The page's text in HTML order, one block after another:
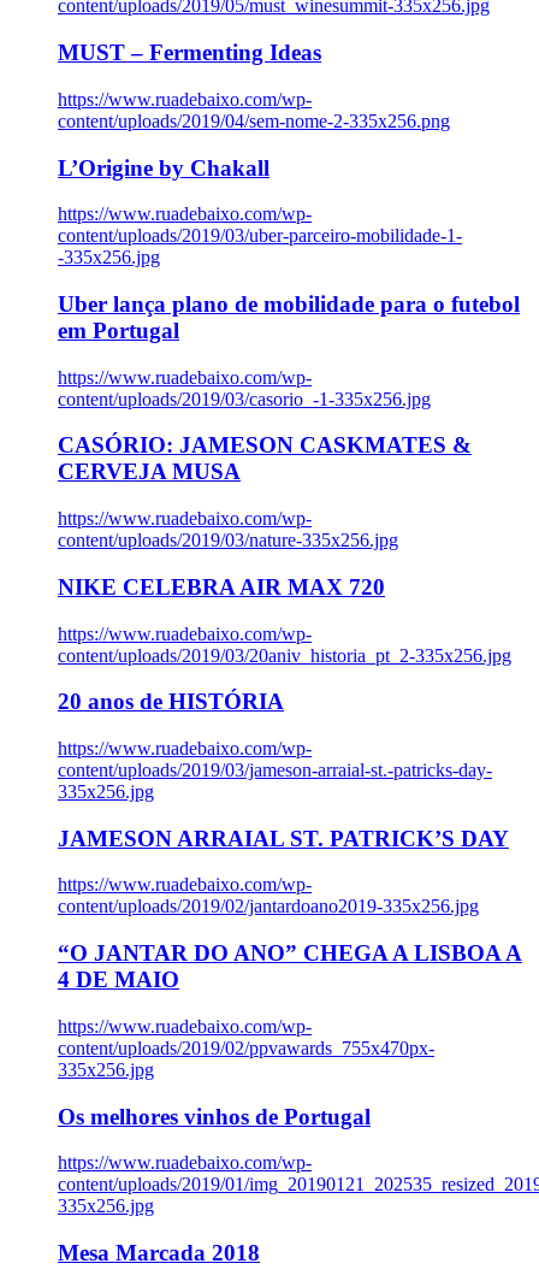
content/uploads/2019/05/must_winesummit-335x256.jpg
MUST – Fermenting Ideas
https://www.ruadebaixo.com/wp-
content/uploads/2019/04/sem-nome-2-335x256.png
L’Origine by Chakall
https://www.ruadebaixo.com/wp-
content/uploads/2019/03/uber-parceiro-mobilidade-1-
-335x256.jpg
Uber lança plano de mobilidade para o futebol
em Portugal
https://www.ruadebaixo.com/wp-
content/uploads/2019/03/casorio_-1-335x256.jpg
CASÓRIO: JAMESON CASKMATES &
CERVEJA MUSA
https://www.ruadebaixo.com/wp-
content/uploads/2019/03/nature-335x256.jpg
NIKE CELEBRA AIR MAX 720
https://www.ruadebaixo.com/wp-
content/uploads/2019/03/20aniv_historia_pt_2-335x256.jpg
20 anos de HISTÓRIA
https://www.ruadebaixo.com/wp-
content/uploads/2019/03/jameson-arraial-st.-patricks-day-
335x256.jpg
JAMESON ARRAIAL ST. PATRICK’S DAY
https://www.ruadebaixo.com/wp-
content/uploads/2019/02/jantardoano2019-335x256.jpg
“O JANTAR DO ANO” CHEGA A LISBOA A
4 DE MAIO
https://www.ruadebaixo.com/wp-
content/uploads/2019/02/ppvawards_755x470px-
335x256.jpg
Os melhores vinhos de Portugal
https://www.ruadebaixo.com/wp-
content/uploads/2019/01/
335x256.jpg
Mesa Marcada 2018